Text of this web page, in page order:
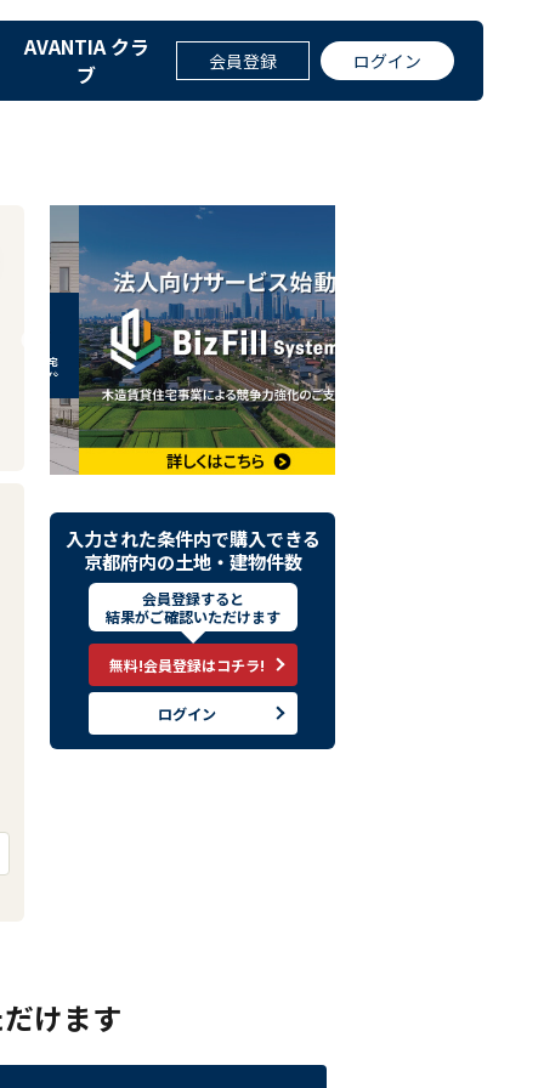
GROUP
AVANTIA クラ
ブ
会員登録 ログイン
入力された条件内で購入できる
京都府内の土地・建物件数
会員登録すると
結果がご確認いただけます
無料!会員登録はコチラ!
ログイン
けます